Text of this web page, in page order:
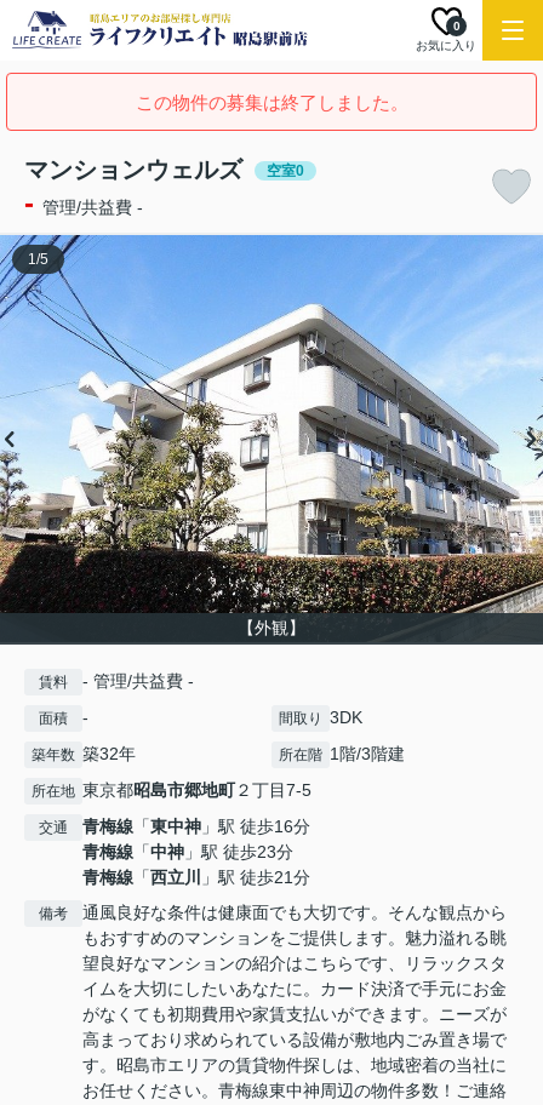
お気に入り
0
この物件の募集は終了しました。
マンションウェルズ 空室0
- 管理/共益費 -
【外観】
1/5
賃料 - 管理/共益費 -
面積 - 間取り 3DK
築年数 築32年 所在階 1階/3階建
所在地 東京都昭島市郷地町２丁目7-5
交通 青梅線 「東中神 」駅 徒歩16分
青梅線 「中神 」駅 徒歩23分
青梅線 「西立川 」駅 徒歩21分
備考
通風良好な条件は健康面でも大切です。そんな観点から
もおすすめのマンションをご提供します。魅力溢れる眺
望良好なマンションの紹介はこちらです、リラックスタ
イムを大切にしたいあなたに。カード決済で手元にお金
がなくても初期費用や家賃支払いができます。ニーズが
高まっており求められている設備が敷地内ごみ置き場で
す。昭島市エリアの賃貸物件探しは、地域密着の当社に
お任せください。青梅線東中神周辺の物件多数！ご連絡